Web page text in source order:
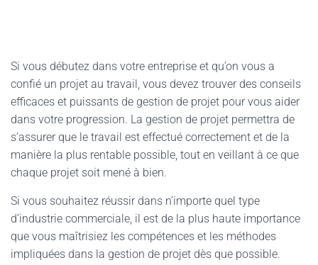
Si vous débutez dans votre entreprise et qu’on vous a
confié un projet au travail, vous devez trouver des conseils
efficaces et puissants de gestion de projet pour vous aider
dans votre progression. La gestion de projet permettra de
s’assurer que le travail est effectué correctement et de la
manière la plus rentable possible, tout en veillant à ce que
chaque projet soit mené à bien.
Si vous souhaitez réussir dans n’importe quel type
d’industrie commerciale, il est de la plus haute importance
que vous maîtrisiez les compétences et les méthodes
impliquées dans la gestion de projet dès que possible.